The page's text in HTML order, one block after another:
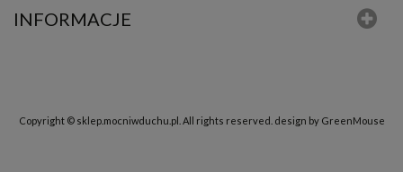
INFORMACJE
Copyright © sklep.mocniwduchu.pl. All rights reserved. design by GreenMouse